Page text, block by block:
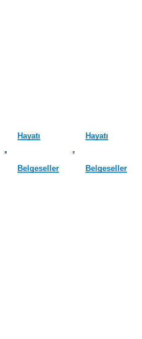
Hayatı
Belgeseller
Hayatı
Belgeseller